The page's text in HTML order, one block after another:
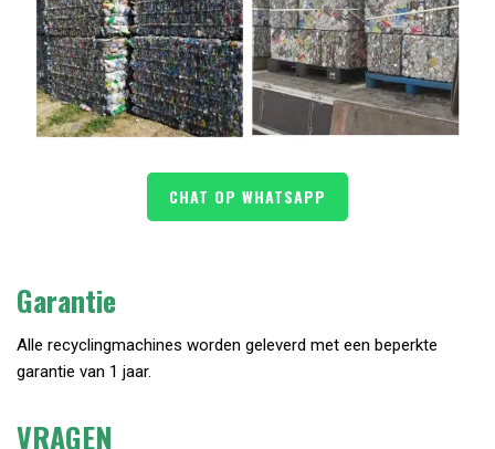
CHAT OP WHATSAPP
Garantie
Alle recyclingmachines worden geleverd met een beperkte
garantie van 1 jaar.
VRAGEN